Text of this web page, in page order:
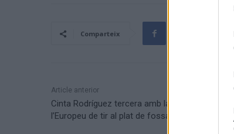
Comparteix
Article anterior
Cinta Rodríguez tercera amb la selecció
l’Europeu de tir al plat de fossat universal